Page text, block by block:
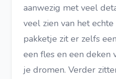
aanwezig met veel
veel zien van het
pakketje zit er zelfs
een fles en een deken
je dromen. Verder